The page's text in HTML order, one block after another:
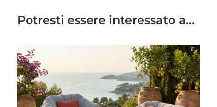
Potresti essere interessato a...